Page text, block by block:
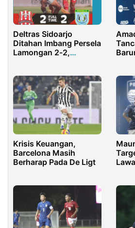
Deltras Sidoarjo
Ditahan Imbang Persela
Lamongan 2-2,
Krisis Keuangan,
Barcelona Masih
Berharap Pada De Ligt